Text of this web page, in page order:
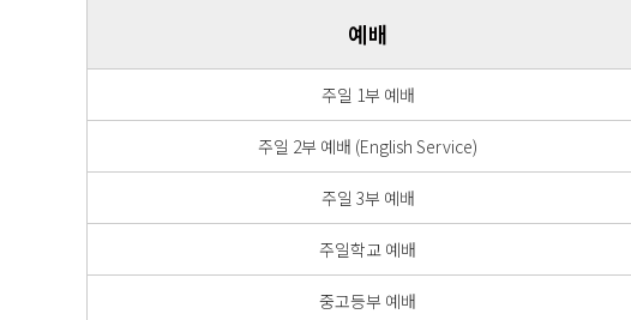
예배
주일 1부 예배
주일 2부 예배 (English Service)
주일 3부 예배
주일학교 예배
중고등부 예배